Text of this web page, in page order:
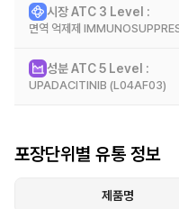
효능 효과
다음의 환자에서는 기존 치료제
- 다 음 -
가. 65세 이상 환자
하나 이상의 항류마티스제제
(DMARDs)와 병용투여할 수 있
시장 ATC 3 Level :
면역 억제제
시장 정보
성분 ATC 5 Level :
UPADACITINIB (L04AF03)
포장단위별 유통 정보
제품명